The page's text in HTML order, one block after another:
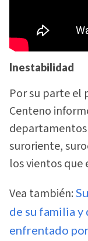
Inestabilidad
Por su parte el
Centeno
suroriente,
los vientos que
Vea también:
de su familia y
enfrentado